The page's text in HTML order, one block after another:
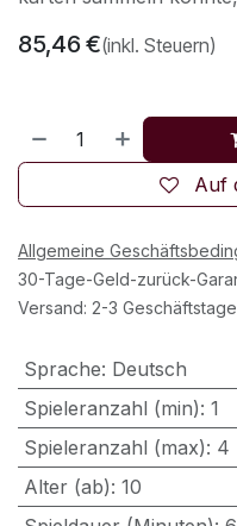
85,46 €(inkl. Steuern)
Auf
Allgemeine
30-Tage-Geld-zurück-
Versand: 2-3 Geschäftstage
Sprache: Deutsch
Spieleranzahl (min): 1
Spieleranzahl (max): 4
Alter (ab): 10